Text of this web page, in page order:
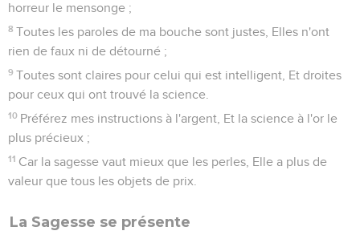
horreur le mensonge ;
8 Toutes les paroles de ma bouche sont justes, Elles n'ont
rien de faux ni de détourné ;
9 Toutes sont claires pour celui qui est intelligent, Et droites
pour ceux qui ont trouvé la science.
10 Préférez mes instructions à l'argent, Et la science à l'or le
plus précieux ;
11 Car la sagesse vaut mieux que les perles, Elle a plus de
valeur que tous les objets de prix.
La Sagesse se présente